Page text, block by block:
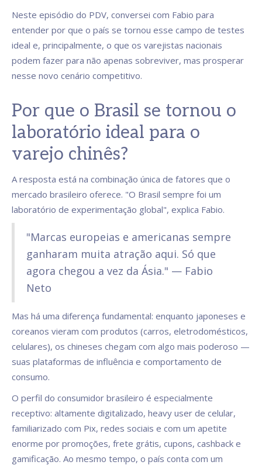
Neste episódio do PDV, conversei com Fabio para
entender por que o país se tornou esse campo de testes
ideal e, principalmente, o que os varejistas nacionais
podem fazer para não apenas sobreviver, mas prosperar
nesse novo cenário competitivo.
Por que o Brasil se tornou o
laboratório ideal para o
varejo chinês?
A resposta está na combinação única de fatores que o
mercado brasileiro oferece. "O Brasil sempre foi um
laboratório de experimentação global", explica Fabio.
"Marcas europeias e americanas sempre
ganharam muita atração aqui. Só que
agora chegou a vez da Ásia." — Fabio
Neto
Mas há uma diferença fundamental: enquanto japoneses e
coreanos vieram com produtos (carros, eletrodomésticos,
celulares), os chineses chegam com algo mais poderoso —
suas plataformas de influência e comportamento de
consumo.
O perfil do consumidor brasileiro é especialmente
receptivo: altamente digitalizado, heavy user de celular,
familiarizado com Pix, redes sociais e com um apetite
enorme por promoções, frete grátis, cupons, cashback e
gamificação. Ao mesmo tempo, o país conta com um